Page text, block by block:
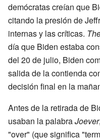
demócratas creían que
citando la presión de
internas y las críticas.
día que Biden estaba
del 20 de julio, Biden
salida de la contienda
decisión final en la
Antes de la retirada de
usaban la palabraJoever
"over" (que significa